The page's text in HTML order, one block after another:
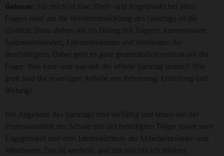
Gebauer: Für mich ist klar: Dreh- und Angelpunkt bei allen
Fragen rund um die Weiterentwicklung des Ganztags ist die
Qualität. Dazu stehen wir im Dialog mit Trägern, kommunalen
Spitzenverbänden, Elternverbänden und Verbänden der
Beschäftigten. Dabei geht es ganz grundsätzlich erstmal um die
Frage: Was kann und was soll der offene Ganztag leisten? Wie
groß sind die jeweiligen Anteile von Betreuung, Erziehung und
Bildung?
Die Angebote des Ganztags sind vielfältig und leben von der
Professionalität der Schule und der beteiligten Träger sowie vom
Engagement und vom Ideenreichtum der Mitarbeiterinnen und
Mitarbeiter. Das ist wertvoll, und das möchte ich stärken.